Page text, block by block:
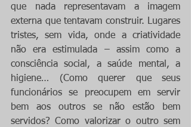
que nada representavam a imagem
externa que tentavam construir. Lugares
tristes, sem vida, onde a criatividade
não era estimulada – assim como a
consciência social, a saúde mental, a
higiene… (Como querer que seus
funcionários se preocupem em servir
bem aos outros se não estão bem
servidos? Como valorizar o outro sem